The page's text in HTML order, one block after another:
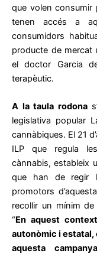
que volen consumir
tenen accés a
consumidors
producte de mercat
el doctor Garcia
terapèutic.
A la taula rodona
legislativa popular
cannàbiques. El 21
ILP que regula
cànnabis, estableix
que han de regir
promotors
recollir un mínim
“En aquest
autonòmic i estatal,
aquesta